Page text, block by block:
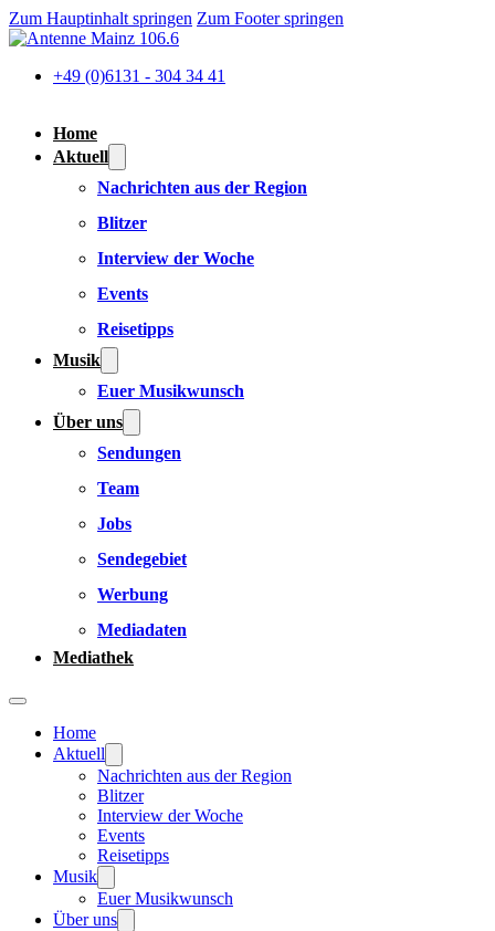
Zum Hauptinhalt springen Zum Footer springen
+49 (0)6131 - 304 34 41
Home
Aktuell
Nachrichten aus der Region
Blitzer
Interview der Woche
Events
Reisetipps
Musik
Euer Musikwunsch
Über uns
Sendungen
Team
Jobs
Sendegebiet
Werbung
Mediadaten
Mediathek
Home
Aktuell
Nachrichten aus der Region
Blitzer
Interview der Woche
Events
Reisetipps
Musik
Euer Musikwunsch
Über uns